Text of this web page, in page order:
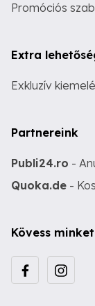
Promóciós
Extra
Exkluzív
Partnereink
Publi24.ro -
Quoka.de -
Kövess